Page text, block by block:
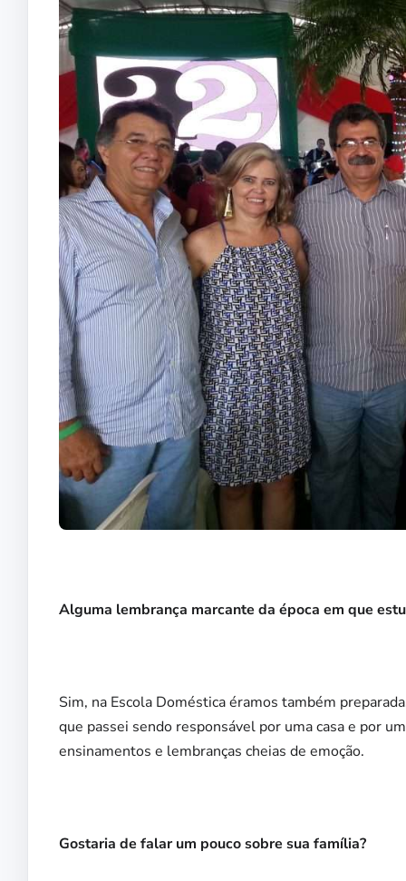
Alguma lembrança marcante da época em que
Sim, na Escola Doméstica éramos também
que passei sendo responsável por uma casa e por
ensinamentos e lembranças cheias de emoção.
Gostaria de falar um pouco sobre sua família?